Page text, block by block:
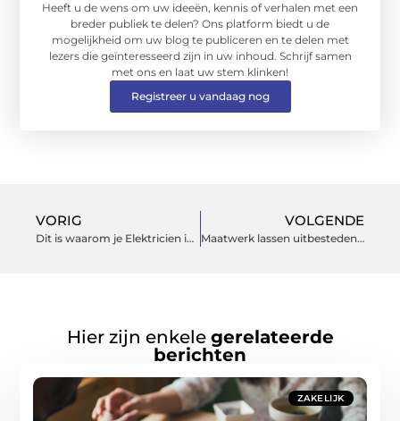
Heeft u de wens om uw ideeën, kennis of verhalen met een
breder publiek te delen? Ons platform biedt u de
mogelijkheid om uw blog te publiceren en te delen met
lezers die geïnteresseerd zijn in uw inhoud. Schrijf samen
met ons en laat uw stem klinken!
Registreer u vandaag nog
VORIG
Dit is waarom je Elektricien in de buurt het best in kunt schakelen voor je perilex aansluiting
VOLGENDE
Maatwerk lassen uitbesteden: wat zijn de voordelen?
Hier zijn enkele gerelateerde
berichten
ZAKELIJK